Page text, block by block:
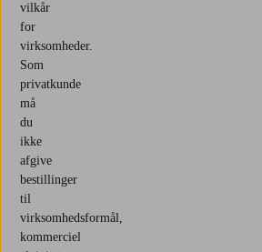
vilkår
for
virksomheder.
Som
privatkunde
må
du
ikke
afgive
bestillinger
til
virksomhedsformål,
kommerciel